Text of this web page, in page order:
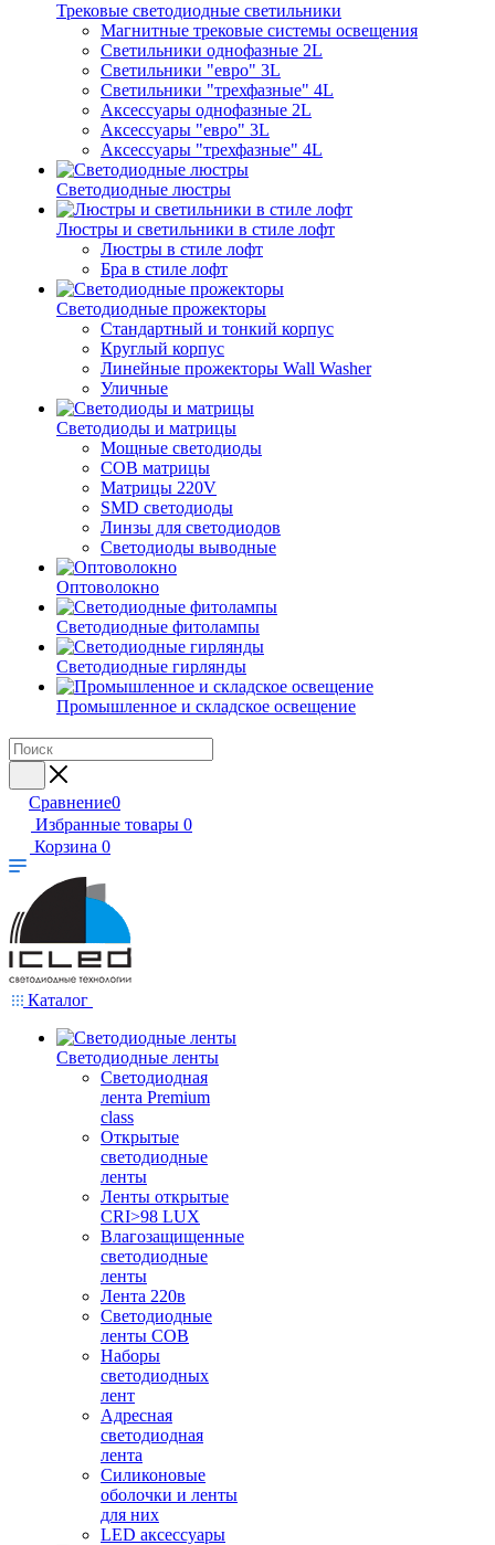
Трековые светодиодные светильники
Магнитные трековые системы освещения
Светильники однофазные 2L
Светильники "евро" 3L
Светильники "трехфазные" 4L
Аксессуары однофазные 2L
Аксессуары "евро" 3L
Аксессуары "трехфазные" 4L
Светодиодные люстры
Люстры и светильники в стиле лофт
Люстры в стиле лофт
Бра в стиле лофт
Светодиодные прожекторы
Стандартный и тонкий корпус
Круглый корпус
Линейные прожекторы Wall Washer
Уличные
Светодиоды и матрицы
Мощные светодиоды
COB матрицы
Матрицы 220V
SMD светодиоды
Линзы для светодиодов
Светодиоды выводные
Оптоволокно
Светодиодные фитолампы
Светодиодные гирлянды
Промышленное и складское освещение
Сравнение0
Избранные товары 0
Корзина 0
Каталог
Светодиодные ленты
Светодиодная
лента Premium
class
Открытые
светодиодные
ленты
Ленты открытые
CRI>98 LUX
Влагозащищенные
светодиодные
ленты
Лента 220в
Светодиодные
ленты COB
Наборы
светодиодных
лент
Адресная
светодиодная
лента
Силиконовые
оболочки и ленты
для них
LED аксессуары